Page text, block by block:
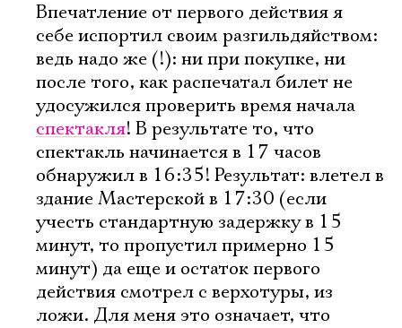
Впечатление от первого действия я
себе испортил своим разгильдяйством:
ведь надо же (!): ни при покупке, ни
после того, как распечатал билет не
удосужился проверить время начала
спектакля! В результате то, что
спектакль начинается в 17 часов
обнаружил в 16:35! Результат: влетел в
здание Мастерской в 17:30 (если
учесть стандартную задержку в 15
минут, то пропустил примерно 15
минут) да еще и остаток первого
действия смотрел с верхотуры, из
ложи. Для меня это означает, что